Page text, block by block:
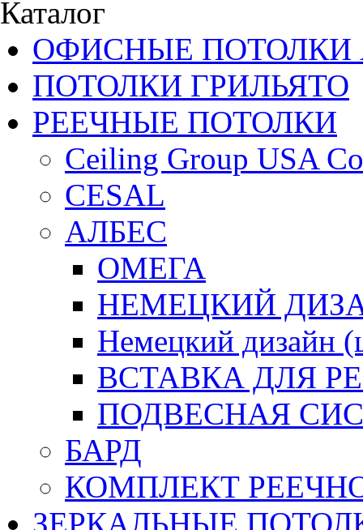
Каталог
ОФИСНЫЕ ПОТОЛКИ
ПОТОЛКИ ГРИЛЬЯТО
РЕЕЧНЫЕ ПОТОЛКИ
Ceiling Group USA
CESAL
АЛБЕС
ОМЕГА
НЕМЕЦКИЙ
Немецкий дизайн
ВСТАВКА ДЛЯ
ПОДВЕСНАЯ
БАРД
КОМПЛЕКТ
ЗЕРКАЛЬНЫЕ